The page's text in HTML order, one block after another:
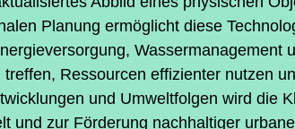
Planung ermöglicht diese
Wassermanagement
Ressourcen effizienter nutzen
und Umweltfolgen wird die
und zur Förderung nachhaltiger